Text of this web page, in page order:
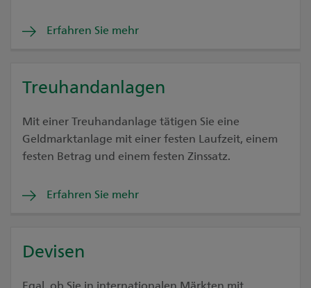
Erfahren Sie mehr
Treuhandanlagen
Mit einer Treuhandanlage tätigen Sie eine
Geldmarktanlage mit einer festen Laufzeit, einem
festen Betrag und einem festen Zinssatz.
Erfahren Sie mehr
Devisen